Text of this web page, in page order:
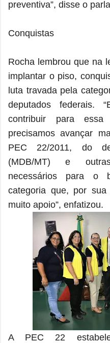
preventiva”, disse o
Conquistas
Rocha lembrou que na
implantar o piso,
luta travada pela
deputados federais.
contribuir para essa
precisamos avançar
PEC 22/2011, do
(MDB/MT) e
necessários para o
categoria que, por sua
muito apoio”, enfatizou.
A PEC 22